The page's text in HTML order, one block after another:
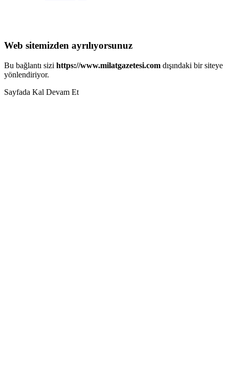
Web sitemizden ayrılıyorsunuz
Bu bağlantı sizi https://www.milatgazetesi.com dışındaki bir siteye
yönlendiriyor.
Sayfada Kal Devam Et